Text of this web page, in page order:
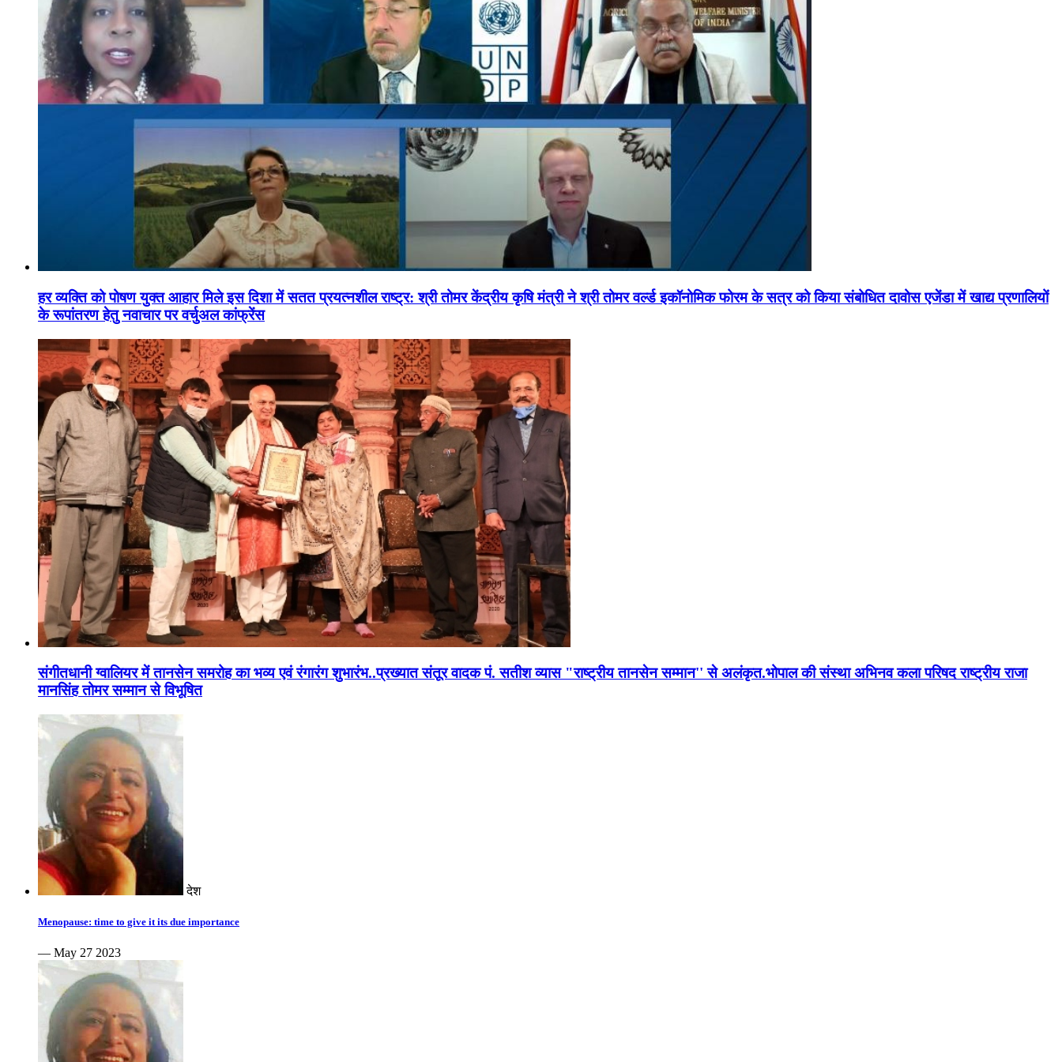
हर व्यक्ति को पोषण युक्त आहार मिले इस दिशा में सतत प्रयत्नशील राष्ट्र: श्री तोमर केंद्रीय कृषि मंत्री ने श्री तोमर वर्ल्ड इकॉनोमिक फोरम के सत्र को किया संबोधित दावोस एजेंडा में खाद्य प्रणालियों
के रूपांतरण हेतु नवाचार पर वर्चुअल कांफ्रेंस
संगीतधानी ग्वालियर में तानसेन समरोह का भव्य एवं रंगारंग शुभारंभ..प्रख्यात संतूर वादक पं. सतीश व्यास "राष्ट्रीय तानसेन सम्मान'' से अलंकृत.भोपाल की संस्था अभिनव कला परिषद राष्ट्रीय राजा
मानसिंह तोमर सम्मान से विभूषित
देश
Menopause: time to give it its due importance
— May 27 2023